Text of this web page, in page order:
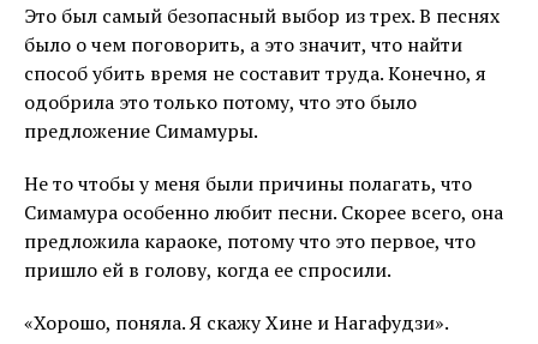
Это был самый безопасный выбор из трех. В песнях
было о чем поговорить, а это значит, что найти
способ убить время не составит труда. Конечно, я
одобрила это только потому, что это было
предложение Симамуры.
Не то чтобы у меня были причины полагать, что
Симамура особенно любит песни. Скорее всего, она
предложила караоке, потому что это первое, что
пришло ей в голову, когда ее спросили.
«Хорошо, поняла. Я скажу Хине и Нагафудзи».